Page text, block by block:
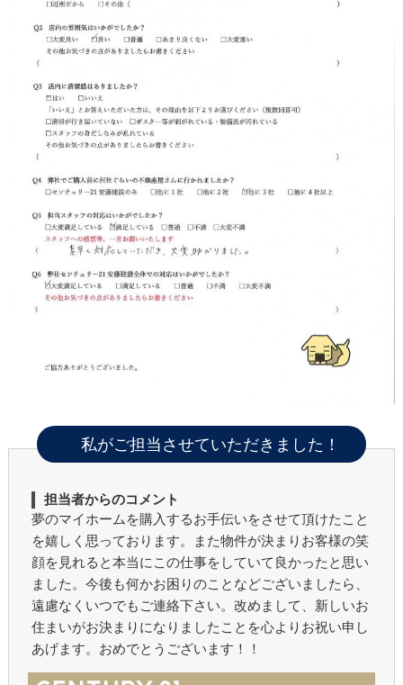
私がご担当させていただきました！
担当者からのコメント
夢のマイホームを購入するお手伝いをさせて頂けたこと
を嬉しく思っております。また物件が決まりお客様の笑
顔を見れると本当にこの仕事をしていて良かったと思い
ました。今後も何かお困りのことなどございましたら、
遠慮なくいつでもご連絡下さい。改めまして、新しいお
住まいがお決まりになりましたことを心よりお祝い申し
あげます。おめでとうございます！！